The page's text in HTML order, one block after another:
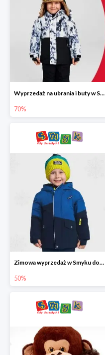
Wyprzedaż na ubrania i buty w Smyku do -70%
70%
Zimowa wyprzedaż w Smyku do -50%
50%